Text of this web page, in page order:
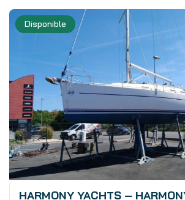
Disponible
HARMONY YACHTS –